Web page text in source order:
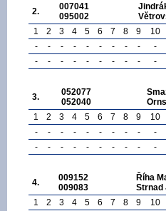
2.
007041
095002
1
2 3 4 5 6 7 8 9 10
-
- - - - - - - - -
-
- - - - - - - - -
3.
052077
052040
1
2 3 4 5 6 7 8 9 10
-
- - - - - - - - -
-
- - - - - - - - -
4.
009152
009083
Říha
Strnad
1
2 3 4 5 6 7 8 9 10